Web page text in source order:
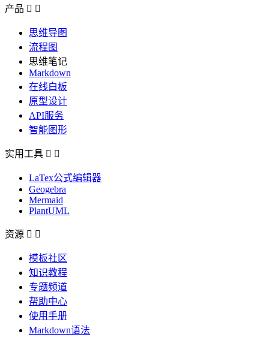
产品  
思维导图
流程图
思维笔记
Markdown
在线白板
原型设计
API服务
智能图形
实用工具  
LaTex公式编辑器
Geogebra
Mermaid
PlantUML
资源  
模板社区
知识教程
专题频道
帮助中心
使用手册
Markdown语法